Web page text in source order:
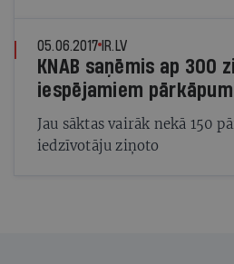
05.06.2017 IR.LV
KNAB saņēmis ap 300
iespējamiem
Jau sāktas vairāk nekā 150
iedzīvotāju ziņoto